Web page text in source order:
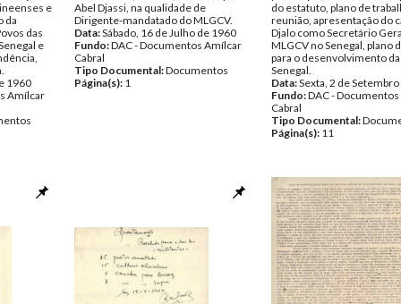
e
da
das
e
1960
Amílcar
Abel Djassi, na qualidade de
Dirigente-mandatado do MLGCV.
Data:Sábado, 16 de Julho de 1960
Fundo:DAC - Documentos Amílcar
Cabral
Tipo Documental:Documentos
Página(s): 1
do estatuto, plano de
reunião, apresentação do
Djalo como Secretário
MLGCV no Senegal, plano
para o desenvolvimento
Senegal.
Data:Sexta, 2 de
Fundo:DAC -
Cabral
Tipo Documental:
Página(s): 11